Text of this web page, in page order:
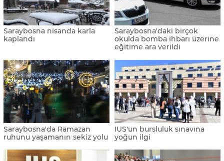
Saraybosna nisanda karla
kaplandı
Saraybosna'daki birçok
okulda bomba ihbarı üzerine
eğitime ara verildi
Saraybosna'da Ramazan
ruhunu yaşamanın sekiz yolu
IUS'un bursluluk sınavına
yoğun ilgi